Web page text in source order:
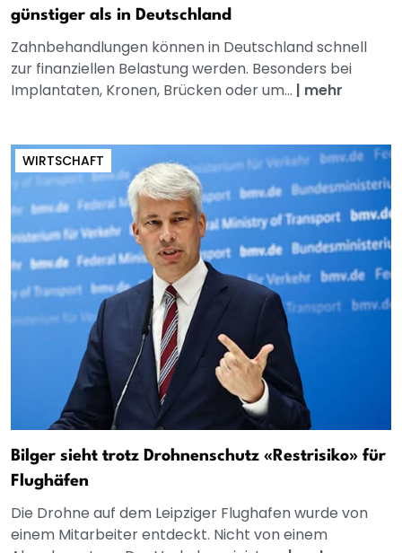
günstiger als in Deutschland
Zahnbehandlungen können in Deutschland schnell
zur finanziellen Belastung werden. Besonders bei
Implantaten, Kronen, Brücken oder um... | mehr
WIRTSCHAFT
Bilger sieht trotz Drohnenschutz «Restrisiko» für
Flughäfen
Die Drohne auf dem Leipziger Flughafen wurde von
einem Mitarbeiter entdeckt. Nicht von einem